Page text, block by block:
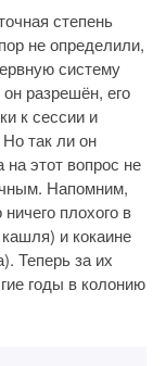
степень
не определили,
систему
разрешён, его
к сессии и
так ли он
на этот вопрос не
Напомним,
плохого в
и кокаине
Теперь за их
годы в колонию